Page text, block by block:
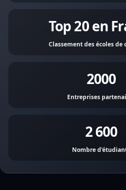
Top 20 en
Classement des écoles de
2000
Entreprises
2 600
Nombre